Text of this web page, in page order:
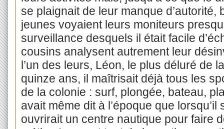
se plaignait de leur manque d’autorité,
jeunes voyaient leurs moniteurs
surveillance desquels il était facile
cousins analysent autrement leur
l’un des leurs, Léon, le plus déluré de
quinze ans, il maîtrisait déjà tous les
de la colonie : surf, plongée, bateau,
avait même dit à l’époque que
ouvrirait un centre nautique pour faire